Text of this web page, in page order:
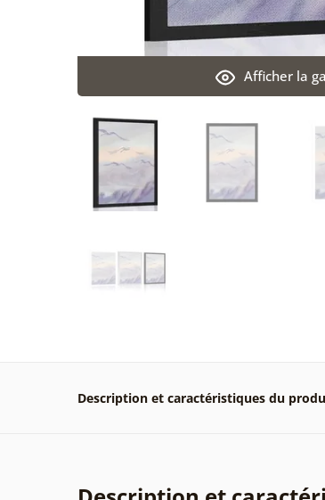
Afficher la
Description et caractéristiques du